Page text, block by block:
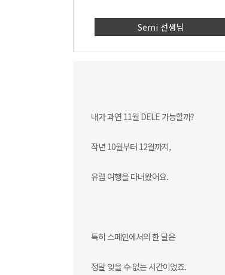
Semi 선생님
내가 과연 11월 DELE 가능할까?
작년 10월부터 12월까지,
유럽 여행을 다녀왔어요.
특히 스페인에서의 한 달은
정말 잊을 수 없는 시간이었죠.